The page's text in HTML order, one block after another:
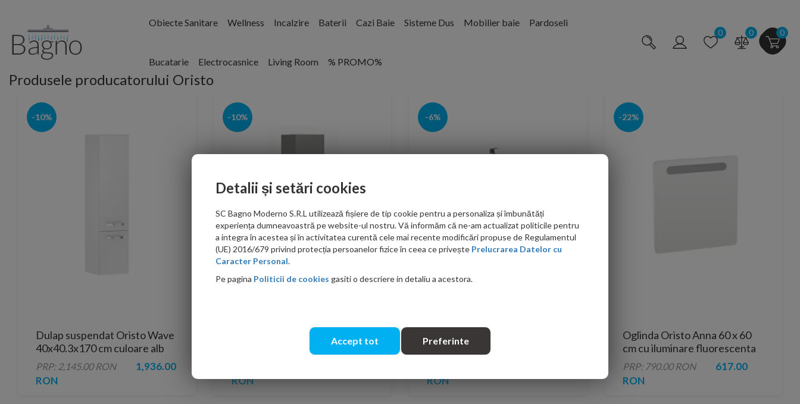
Obiecte Sanitare Wellness Incalzire Baterii Cazi Baie Sisteme Dus Mobilier baie Pardoseli
Bucatarie Electrocasnice Living Room % PROMO%
0 0 0
Produsele producatorului Oristo
-10%
Dulap suspendat Oristo Wave
40x40.3x170 cm culoare alb
lucios
PRP: 2,145.00 RON
1,936.00
RON
-10%
Dulap suspendat Oristo Wave
40x40.3x170 cm culoare gri
RON
-6%
Set PROMO mobilier Oristo
Anna 100x40x55 cm cu lavoar
RON
-22%
Oglinda Oristo Anna 60 x 60
cm cu iluminare fluorescenta
PRP: 790.00 RON
617.00
RON
Detalii și setări cookies
SC Bagno Moderno S.R.L utilizează fișiere de tip cookie pentru a personaliza și îmbunătăți
experiența dumneavoastră pe website-ul nostru. Vă informăm că ne-am actualizat politicile pentru
a integra în acestea și în activitatea curentă cele mai recente modificări propuse de Regulamentul
(UE) 2016/679 privind protecția persoanelor fizice în ceea ce privește Prelucrarea Datelor cu
Caracter Personal.
Pe pagina Politicii de cookies gasiti o descriere in detaliu a acestora.
Accept tot Preferinte